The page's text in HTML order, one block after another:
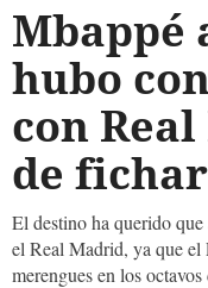
Mbappé
hubo
con
de
El destino ha querido
el Real Madrid, ya que el
merengues en los